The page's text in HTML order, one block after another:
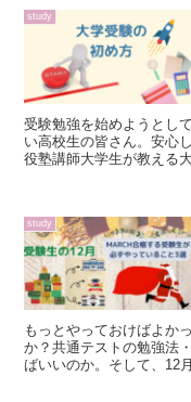
study
受験勉強を始めようとし
い高校生の皆さん。安心
役塾講師大学生が教える
study
もっとやっておけばよか
か？共通テストの勉強法
ばいいのか。そして、12